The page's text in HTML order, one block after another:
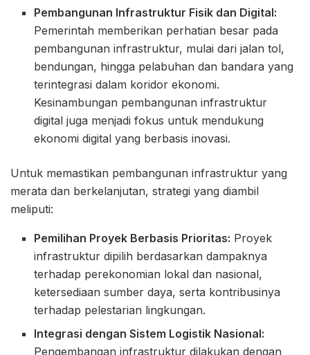
Pembangunan Infrastruktur Fisik dan Digital:
Pemerintah memberikan perhatian besar pada
pembangunan infrastruktur, mulai dari jalan tol,
bendungan, hingga pelabuhan dan bandara yang
terintegrasi dalam koridor ekonomi.
Kesinambungan pembangunan infrastruktur
digital juga menjadi fokus untuk mendukung
ekonomi digital yang berbasis inovasi.
Untuk memastikan pembangunan infrastruktur yang
merata dan berkelanjutan, strategi yang diambil
meliputi:
Pemilihan Proyek Berbasis Prioritas: Proyek
infrastruktur dipilih berdasarkan dampaknya
terhadap perekonomian lokal dan nasional,
ketersediaan sumber daya, serta kontribusinya
terhadap pelestarian lingkungan.
Integrasi dengan Sistem Logistik Nasional:
Pengembangan infrastruktur dilakukan dengan